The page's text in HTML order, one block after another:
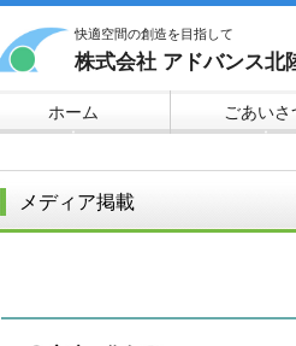
快適空間の創造を目指して
株式会社 アドバンス北
ホーム
▼
ごあいさ
▼
メディア掲載